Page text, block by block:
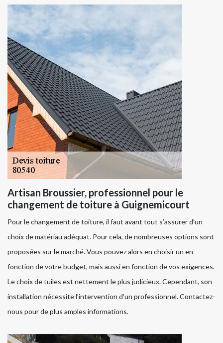
Artisan Broussier, professionnel pour le
changement de toiture à Guignemicourt
Pour le changement de toiture, il faut avant tout s’assurer d’un
choix de matériau adéquat. Pour cela, de nombreuses options sont
proposées sur le marché. Vous pouvez alors en choisir un en
fonction de votre budget, mais aussi en fonction de vos exigences.
Le choix de tuiles est nettement le plus judicieux. Cependant, son
installation nécessite l’intervention d’un professionnel. Contactez-
nous pour de plus amples informations.